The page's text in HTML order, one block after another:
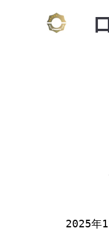
2025年